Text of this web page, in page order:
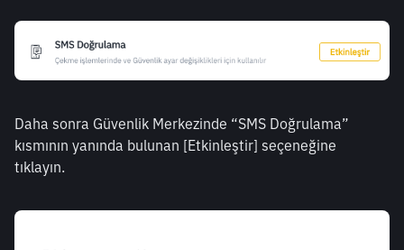
Daha sonra Güvenlik Merkezinde “SMS Doğrulama”
kısmının yanında bulunan [Etkinleştir] seçeneğine
tıklayın.